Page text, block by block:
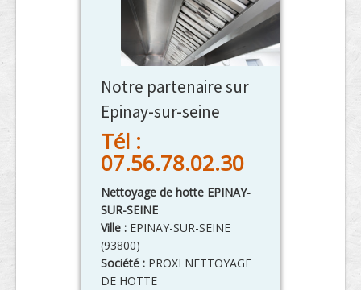
Notre partenaire sur
Epinay-sur-seine
Tél :
07.56.78.02.30
Nettoyage de hotte EPINAY-
SUR-SEINE
Ville : EPINAY-SUR-SEINE
(93800)
Société : PROXI NETTOYAGE
DE HOTTE